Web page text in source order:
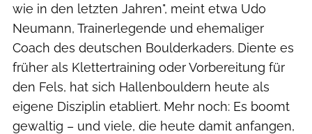
wie in den letzten Jahren", meint etwa Udo
Neumann, Trainerlegende und ehemaliger
Coach des deutschen Boulderkaders. Diente es
früher als Klettertraining oder Vorbereitung für
den Fels, hat sich Hallenbouldern heute als
eigene Disziplin etabliert. Mehr noch: Es boomt
gewaltig – und viele, die heute damit anfangen,